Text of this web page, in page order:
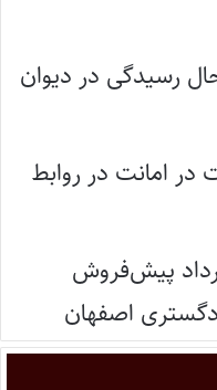
رسیدگی در دیوان
در امانت در روابط
پیش‌فروش
اصفهان